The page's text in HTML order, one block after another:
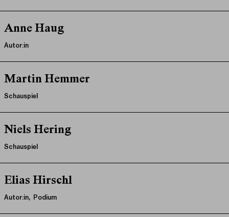
Anne Haug
Autor:in
Martin Hemmer
Schauspiel
Niels Hering
Schauspiel
Elias Hirschl
Autor:in, Podium